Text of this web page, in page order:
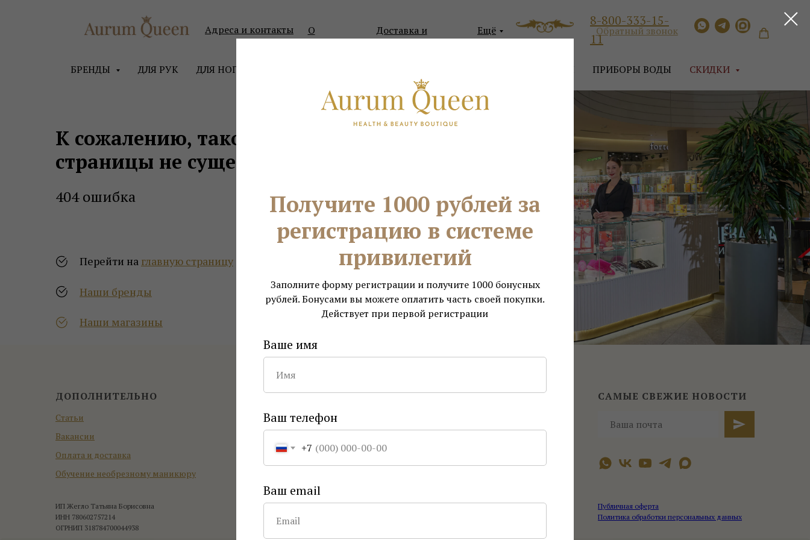
Адреса и контакты
О
компании
Доставка и
оплата
Ещё
8-800-333-15-
11
Обратный звонок
БРЕНДЫ ДЛЯ РУК ДЛЯ НОГ ПРИБОРЫ ВОДЫ СКИДКИ
Получите 1000 рублей за
регистрацию в системе
привилегий
Заполните форму регистрации и получите 1000 бонусных
рублей. Бонусами вы можете оплатить часть своей покупки.
Действует при первой регистрации
Ваше имя
Ваш телефон
+7
Ваш email
К сожалению, такой
страницы не существует
404 ошибка
Перейти на главную страницу
Наши бренды
Наши магазины
ДОПОЛНИТЕЛЬНО
Статьи
Вакансии
Оплата и доставка
Обучение необрезному маникюру
ПРОДУКЦИЯ
Экстракты для здоровья и красоты
О КОМПАНИИ САМЫЕ СВЕЖИЕ НОВОСТИ
ИП Жегло Татьяна Борисовна
ИНН 780602757214
ОГРНИП 318784700044938
Публичная оферта
Политика обработки персональных данных